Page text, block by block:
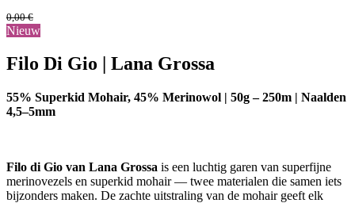
0,00€
Nieuw
Filo Di Gio | Lana Grossa
55% Superkid Mohair, 45% Merinowol | 50g – 250m | Naalden
4,5–5mm
Filo di Gio van Lana Grossa is een luchtig garen van superfijne
merinovezels en superkid mohair — twee materialen die samen iets
bijzonders maken. De zachte uitstraling van de mohair geeft elk